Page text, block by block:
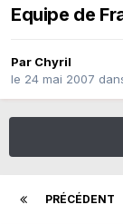
Equipe de
Par Chyril
le 24 mai 2007
PRÉCÉDENT